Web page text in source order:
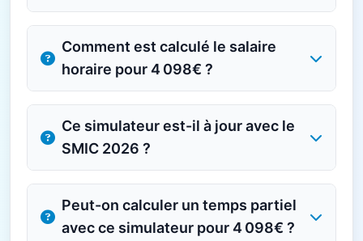
Comment est calculé le salaire
horaire pour 4 098€ ?
Ce simulateur est-il à jour avec le
SMIC 2026 ?
Peut-on calculer un temps partiel
avec ce simulateur pour 4 098€ ?